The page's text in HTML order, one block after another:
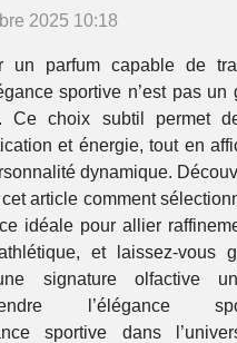
2025 10:18
un parfum capable de
sportive n’est pas un
Ce choix subtil permet
et énergie, tout en
dynamique.
article comment
idéale pour allier
et laissez-vous
signature olfactive
l’élégance
sportive dans